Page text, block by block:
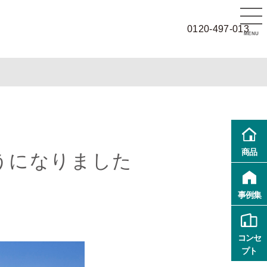
MENU
0120-497-013
になりました 商品
事例集
コンセ
プト